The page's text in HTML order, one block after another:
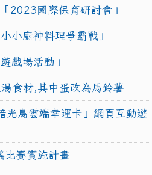
2023國際保育研討會」
小廚神料理爭霸戰」
戲場活動」
食材,其中蛋改為馬鈴薯
光鳥雲端幸運卡」網頁互動遊
比賽實施計畫